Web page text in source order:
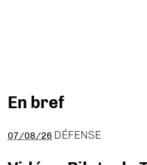
En bref
07/08/26 DÉFENSE